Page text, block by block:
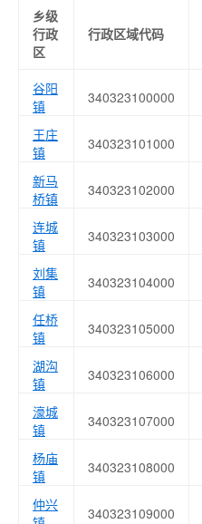
乡级
行政
区
行政区域代码
谷阳
镇
340323100000
王庄
镇
340323101000
新马
桥镇
340323102000
连城
镇
340323103000
刘集
镇
340323104000
任桥
镇
340323105000
湖沟
镇
340323106000
濠城
镇
340323107000
杨庙
镇
340323108000
仲兴
340323109000